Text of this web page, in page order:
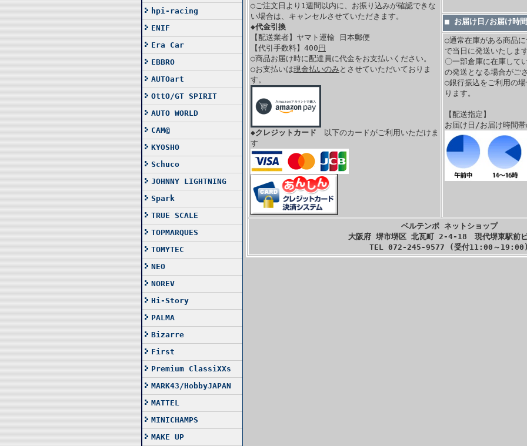
hpi-racing
ENIF
Era Car
EBBRO
AUTOart
OttO/GT SPIRIT
AUTO WORLD
CAM@
KYOSHO
Schuco
JOHNNY LIGHTNING
Spark
TRUE SCALE
TOPMARQUES
TOMYTEC
NEO
NOREV
Hi-Story
PALMA
Bizarre
First
Premium ClassiXXs
MARK43/HobbyJAPAN
MATTEL
MINICHAMPS
MAKE UP
○ご注文日より1週間以内に、お振り込みが確認できな
い場合は、キャンセルさせていただきます。
◆代金引換
【配送業者】ヤマト運輸 日本郵便
【代引手数料】400 円
○商品お届け時に配達員に代金をお支払いください。
○お支払いは現金払いのみとさせていただいておりま
す。
◆クレジットカード
以下のカードがご利用いただけま
す
■ お届け日/お届け時
○通常在庫がある商品
で当日に発送いたしま
〇一部倉庫に在庫して
の発送となる場合がご
○銀行振込をご利用の
ります。
【配送指定】
お届け日/お届け時間
ベルテンポ ネットショップ
大阪府 堺市堺区 北瓦町 2-4-18 現代堺東駅前
TEL 072-245-9577 (受付11:00～